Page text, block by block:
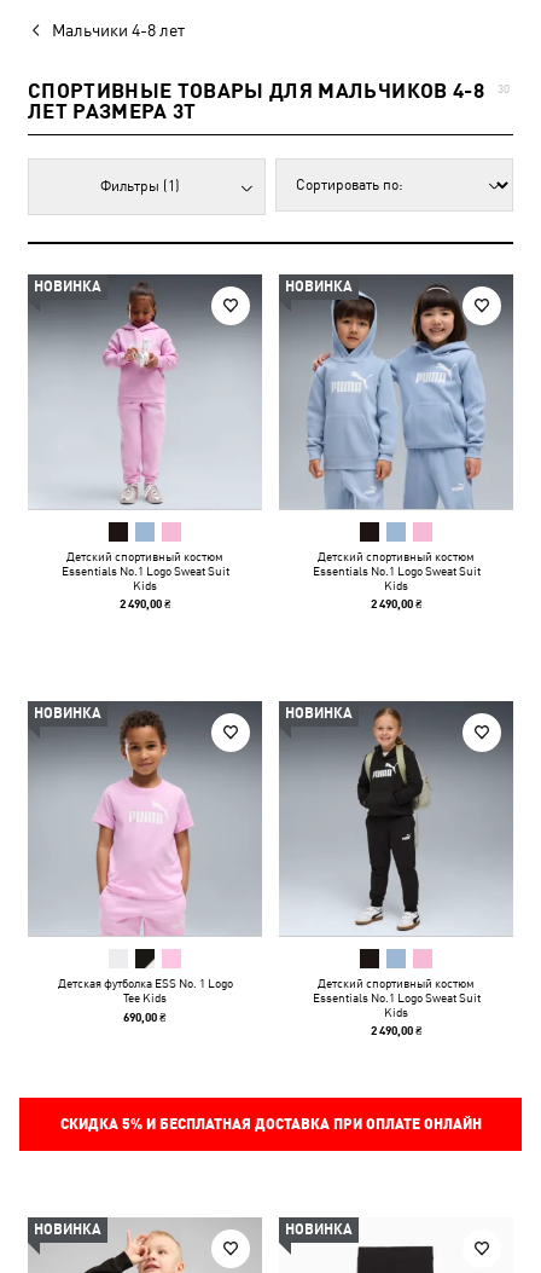
Мальчики 4-8 лет
СПОРТИВНЫЕ ТОВАРЫ ДЛЯ МАЛЬЧИКОВ 4-8
ЛЕТ РАЗМЕРА 3T
30
Фильтры (1)
НОВИНКА
Детский спортивный костюм
Essentials No.1 Logo Sweat Suit
Kids
2 490,00 ₴
НОВИНКА
Детский спортивный костюм
Essentials No.1 Logo Sweat Suit
Kids
2 490,00 ₴
НОВИНКА
Детская футболка ESS No. 1 Logo
Tee Kids
690,00 ₴
НОВИНКА
Детский спортивный костюм
Essentials No.1 Logo Sweat Suit
Kids
2 490,00 ₴
СКИДКА 5%И БЕСПЛАТНАЯ ДОСТАВКА ПРИ ОПЛАТЕ ОНЛАЙН
НОВИНКА НОВИНКА